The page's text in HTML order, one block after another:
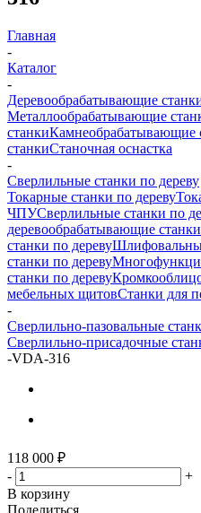
Главная
-
Каталог
-
Деревообрабатывающие
Металлообрабатывающие
станкиКамнеобрабатывающие
станкиСтаночная оснастка
-
Сверлильные станки по дереву
Токарные станки по дереву
ЧПУСверлильные станки по
деревообрабатывающие станки
станки по дереву
станки по дереву
станки по дереву
мебельных щитовСтанки для
-
Сверлильно-пазовальные
Сверлильно-присадочные
-VDA-316
118 000 ₽
-
+
В корзину
Поделиться